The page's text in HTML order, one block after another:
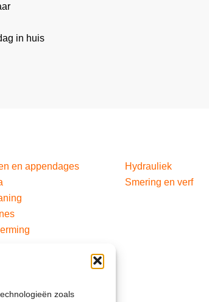
zoals
in huis
en appendages
Hydrauliek
Smering en verf